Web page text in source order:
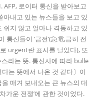
AFP, 로이터 통신을 받아보고
내고 있는 뉴스들을 보고 있
지 않고 얼마나 격동하고 있
통신들이 ‘급전’(急電,급히 전
urgent란 표시를 달았다), 또
스라는 뜻. 통신사에 따라 bulle
는 뜻에서 나온 것 같다〕이
매겨 보내오는 큰 뉴스의 대
가운 전쟁’에 관한 것이었다.